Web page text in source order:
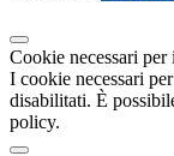
Cookie necessari
I cookie necessari
disabilitati. È
policy.